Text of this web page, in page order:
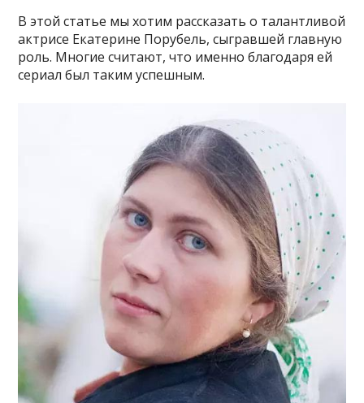
В этой статье мы хотим рассказать о талантливой
актрисе Екатерине Порубель, сыгравшей главную
роль. Многие считают, что именно благодаря ей
сериал был таким успешным.